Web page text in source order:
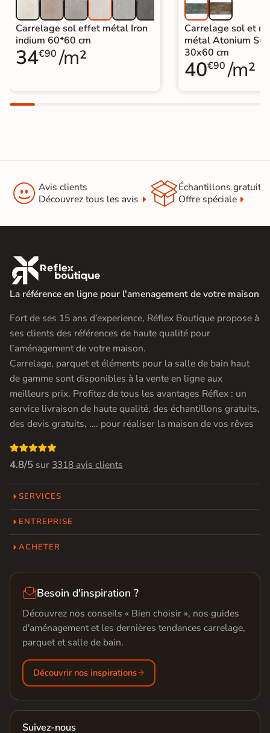
Carrelage sol effet métal Iron
indium 60*60 cm
34€90 /m²
Carrelage sol et
métal Atonium
30x60 cm
40€90 /m²
 Avis clients
Découvrez tous les avis
Échantillons gratuit
Offre spéciale

La référence en ligne pour l'amenagement de votre maison
Fort de ses 15 ans d’experience, Réflex Boutique propose à
ses clients des références de haute qualité pour
l’aménagement de votre maison.
Carrelage, parquet et éléments pour la salle de bain haut
de gamme sont disponibles à la vente en ligne aux
meilleurs prix. Profitez de tous les avantages Réflex : un
service livraison de haute qualité, des échantillons gratuits,
des devis gratuits, …. pour réaliser la maison de vos rêves

4.8/5 sur 3318 avis clients
SERVICES
ENTREPRISE
ACHETER
Besoin d'inspiration ?
Découvrez nos conseils « Bien choisir », nos guides
d'aménagement et les dernières tendances carrelage,
parquet et salle de bain.
Découvrir nos inspirations
Suivez-nous